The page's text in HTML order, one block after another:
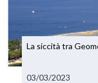
La siccità tra
03/03/2023